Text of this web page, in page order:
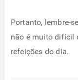
Portanto, lembre-
não é muito difícil
refeições do dia.